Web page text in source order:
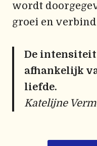
wordt
groei en
De
afhankelijk
liefde.
Katelijne